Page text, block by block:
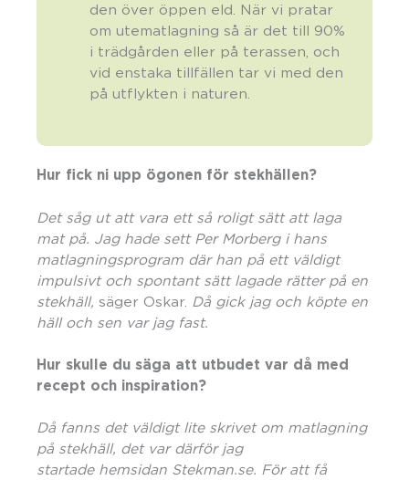
den över öppen eld. När vi pratar
om utematlagning så är det till 90%
i trädgården eller på terassen, och
vid enstaka tillfällen tar vi med den
på utflykten i naturen.
Hur fick ni upp ögonen för stekhä llen?
Det såg ut att vara ett så roligt sätt att laga
mat på. Jag hade sett Per Morberg i hans
matlagningsprogram där han på ett väldigt
impulsivt och spontant sätt lagade rätter på en
stekhäll, säger Oskar. Då gick jag och köpte en
häll och sen var jag fast.
Hur skulle du säga att utbudet var då med
recept och inspiration?
Då fanns det väldigt lite skrivet om matlagning
på stekhäll, det var därför jag
startade hemsidan Stekman.se. För att få